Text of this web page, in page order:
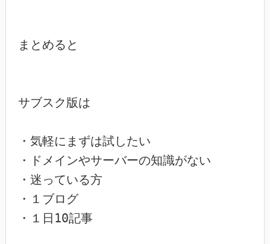
まとめると
サブスク版は
・気軽にまずは試したい
・ドメインやサーバーの知識がない
・迷っている方
・１ブログ
・１日10記事